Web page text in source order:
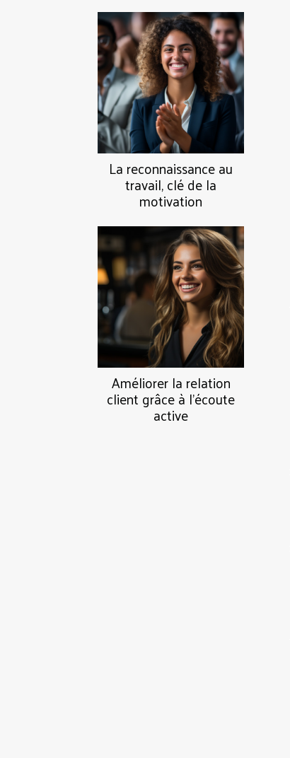
La reconnaissance au
travail, clé de la
motivation
Améliorer la relation
client grâce à l'écoute
active